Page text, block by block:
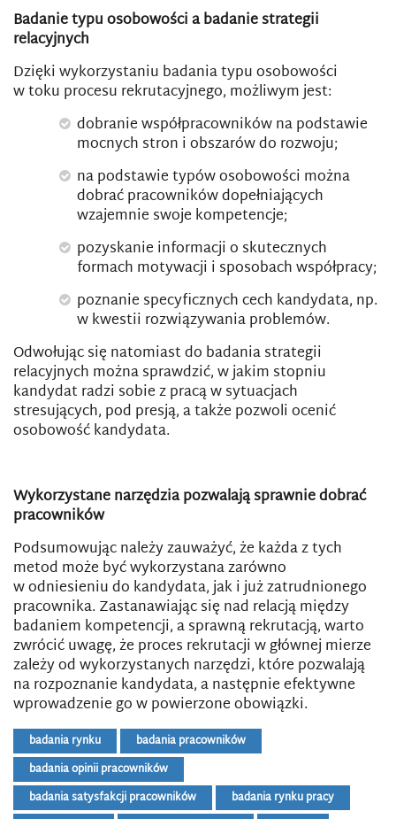
Badanie typu osobowości a badanie strategii
relacyjnych
Dzięki wykorzystaniu badania typu osobowości
w toku procesu rekrutacyjnego, możliwym jest:
dobranie współpracowników na podstawie
mocnych stron i obszarów do rozwoju;
na podstawie typów osobowości można
dobrać pracowników dopełniających
wzajemnie swoje kompetencje;
pozyskanie informacji o skutecznych
formach motywacji i sposobach współpracy;
poznanie specyficznych cech kandydata, np.
w kwestii rozwiązywania problemów.
Odwołując się natomiast do badania strategii
relacyjnych można sprawdzić, w jakim stopniu
kandydat radzi sobie z pracą w sytuacjach
stresujących, pod presją, a także pozwoli ocenić
osobowość kandydata.
Wykorzystane narzędzia pozwalają sprawnie dobrać
pracowników
Podsumowując należy zauważyć, że każda z tych
metod może być wykorzystana zarówno
w odniesieniu do kandydata, jak i już zatrudnionego
pracownika. Zastanawiając się nad relacją między
badaniem kompetencji, a sprawną rekrutacją, warto
zwrócić uwagę, że proces rekrutacji w głównej mierze
zależy od wykorzystanych narzędzi, które pozwalają
na rozpoznanie kandydata, a następnie efektywne
wprowadzenie go w powierzone obowiązki.
badania rynku
badania pracowników
badania opinii pracowników
badania satysfakcji pracowników
badania rynku pracy